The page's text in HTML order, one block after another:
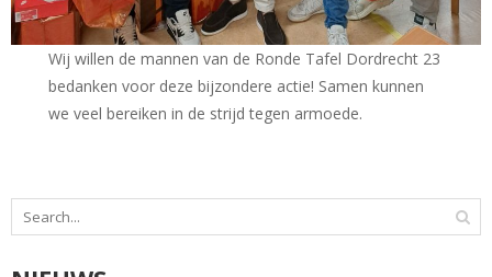
Wij willen de mannen van de Ronde Tafel Dordrecht 23
bedanken voor deze bijzondere actie! Samen kunnen
we veel bereiken in de strijd tegen armoede.